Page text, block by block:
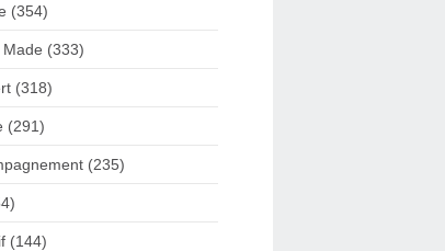
(354)
Made (333)
(318)
(291)
(235)
(144)